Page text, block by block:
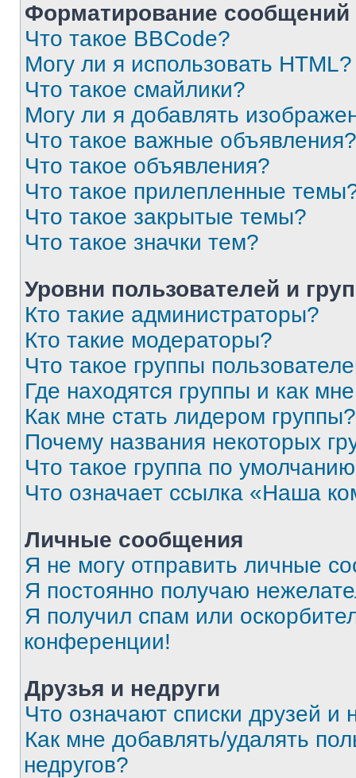
Форматирование
Что такое BBCode?
Могу ли я использовать HTML?
Что такое смайлики?
Могу ли я добавлять
Что такое важные объявления?
Что такое объявления?
Что такое прилепленные
Что такое закрытые темы?
Что такое значки тем?
Уровни пользователей и
Кто такие администраторы?
Кто такие модераторы?
Что такое группы
Где находятся группы и как
Как мне стать лидером группы?
Почему названия некоторых
Что такое группа по
Что означает ссылка «Наша
Личные сообщения
Я не могу отправить личные
Я постоянно получаю
Я получил спам или
конференции!
Друзья и недруги
Что означают списки друзей и
Как мне добавлять/удалять
недругов?